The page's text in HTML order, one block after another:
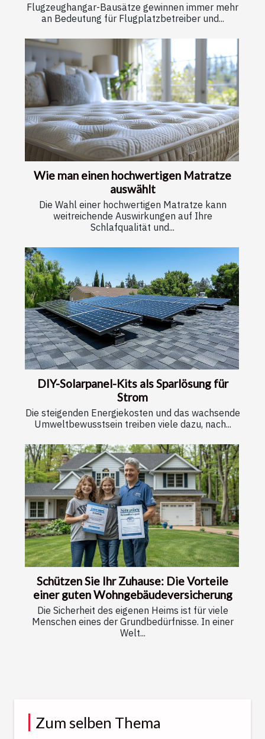
Flugzeughangar-Bausätze gewinnen immer mehr
an Bedeutung für Flugplatzbetreiber und...
Wie man einen hochwertigen Matratze
auswählt
Die Wahl einer hochwertigen Matratze kann
weitreichende Auswirkungen auf Ihre
Schlafqualität und...
DIY-Solarpanel-Kits als Sparlösung für
Strom
Die steigenden Energiekosten und das wachsende
Umweltbewusstsein treiben viele dazu, nach...
Schützen Sie Ihr Zuhause: Die Vorteile
einer guten Wohngebäudeversicherung
Die Sicherheit des eigenen Heims ist für viele
Menschen eines der Grundbedürfnisse. In einer
Welt...
Zum selben Thema